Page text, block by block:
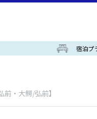
宿泊プ
前・大鰐/弘前】